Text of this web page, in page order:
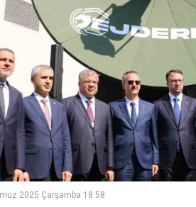
2025 Çarşamba 18:58